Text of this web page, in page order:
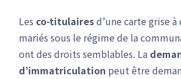
Les co-titulairesd’une carte grise
mariés sous le régime de la
ont des droits semblables. La
d’immatriculation peut être